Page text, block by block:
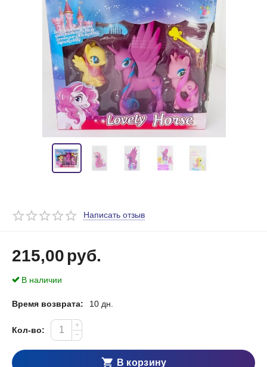
Написать отзыв
215,00руб.
В наличии
Время возврата: 10 дн.
Кол-во:
+
−
В корзину